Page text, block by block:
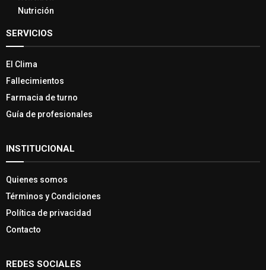
Nutrición
SERVICIOS
El Clima
Fallecimientos
Farmacia de turno
Guía de profesionales
INSTITUCIONAL
Quienes somos
Términos y Condiciones
Política de privacidad
Contacto
REDES SOCIALES